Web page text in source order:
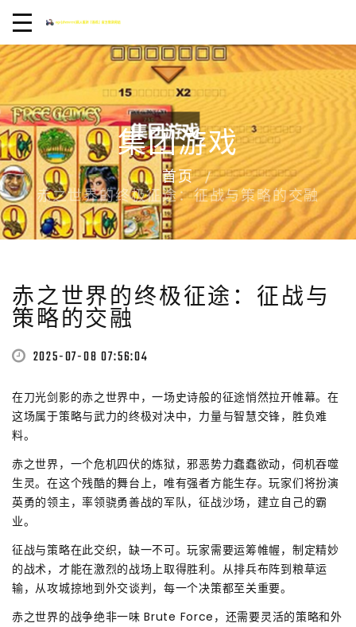
集团游戏
首页
赤之世界的终极征途：征战与策略的交融
赤之世界的终极征途：征战与
策略的交融
2025-07-08 07:56:04
在刀光剑影的赤之世界中，一场史诗般的征途悄然拉开帷幕。在
这场属于策略与武力的终极对决中，力量与智慧交锋，胜负难
料。
赤之世界，一个危机四伏的炼狱，邪恶势力蠢蠢欲动，伺机吞噬
生灵。在这个残酷的舞台上，唯有强者方能生存。玩家们将扮演
英勇的领主，率领骁勇善战的军队，征战沙场，建立自己的霸
业。
征战与策略在此交织，缺一不可。玩家需要运筹帷幄，制定精妙
的战术，才能在激烈的战场上取得胜利。从排兵布阵到粮草运
输，从攻城掠地到外交谈判，每一个决策都至关重要。
赤之世界的战争绝非一味 Brute Force，还需要灵活的策略和外